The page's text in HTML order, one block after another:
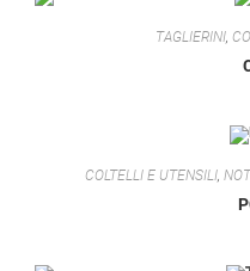
TAGLIERINI,
COLTELLI E UTENSILI,